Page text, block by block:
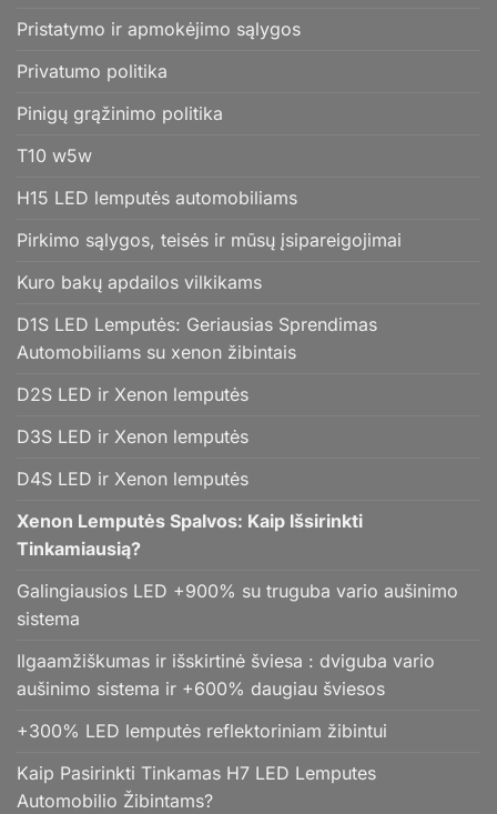
Pristatymo ir apmokėjimo sąlygos
Privatumo politika
Pinigų grąžinimo politika
T10 w5w
H15 LED lemputės automobiliams
Pirkimo sąlygos, teisės ir mūsų įsipareigojimai
Kuro bakų apdailos vilkikams
D1S LED Lemputės: Geriausias Sprendimas
Automobiliams su xenon žibintais
D2S LED ir Xenon lemputės
D3S LED ir Xenon lemputės
D4S LED ir Xenon lemputės
Xenon Lemputės Spalvos: Kaip Išsirinkti
Tinkamiausią?
Galingiausios LED +900% su truguba vario aušinimo
sistema
Ilgaamžiškumas ir išskirtinė šviesa : dviguba vario
aušinimo sistema ir +600% daugiau šviesos
+300% LED lemputės reflektoriniam žibintui
Kaip Pasirinkti Tinkamas H7 LED Lemputes
Automobilio Žibintams?